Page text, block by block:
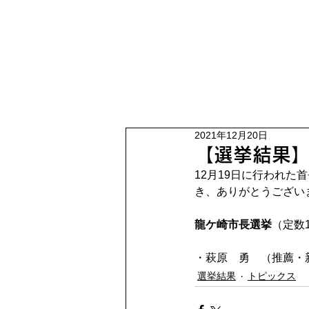
【選挙結
2021年12月20日
12月19日に行われた
き、ありがとうござい
龍ケ崎市長選挙 （定
・萩原　勇　（推薦
選挙結果 トピックス